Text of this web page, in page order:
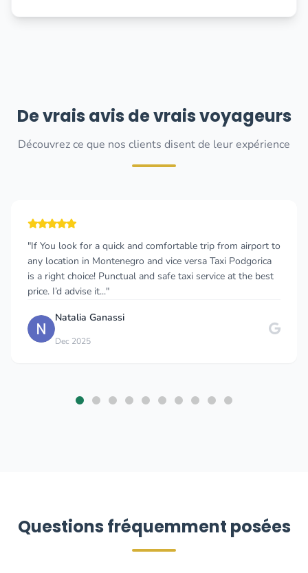
De vrais avis de vrais voyageurs
Découvrez ce que nos clients disent de leur expérience
"If You look for a quick and comfortable trip from airport to
any location in Montenegro and vice versa Taxi Podgorica
is a right choice! Punctual and safe taxi service at the best
price. I’d advise it..."
Natalia Ganassi
Dec 2025
Questions fréquemment posées